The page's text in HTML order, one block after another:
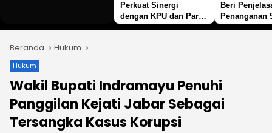
Perkuat Sinergi
dengan KPU dan Partai
Beri
Penanganan
Beranda Hukum
Hukum
Wakil Bupati Indramayu Penuhi
Panggilan Kejati Jabar Sebagai
Tersangka Kasus Korupsi ‎